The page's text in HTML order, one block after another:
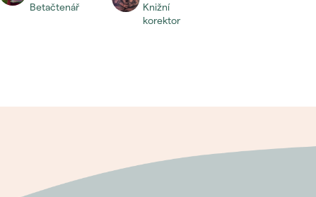
betačtenář
knižní
korektor